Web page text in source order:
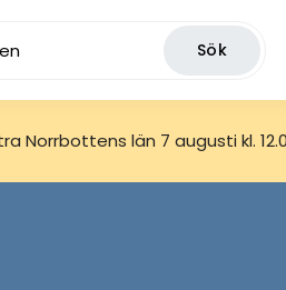
Sök
Norrbottens län 7 augusti kl.